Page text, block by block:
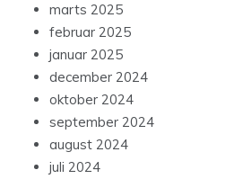
marts 2025
februar 2025
januar 2025
december 2024
oktober 2024
september 2024
august 2024
juli 2024